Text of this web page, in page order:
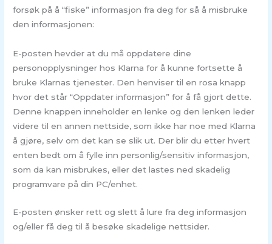
forsøk på å “fiske” informasjon fra deg for så å misbruke
den informasjonen:
E-posten hevder at du må oppdatere dine
personopplysninger hos Klarna for å kunne fortsette å
bruke Klarnas tjenester. Den henviser til en rosa knapp
hvor det står “Oppdater informasjon” for å få gjort dette.
Denne knappen inneholder en lenke og den lenken leder
videre til en annen nettside, som ikke har noe med Klarna
å gjøre, selv om det kan se slik ut. Der blir du etter hvert
enten bedt om å fylle inn personlig/sensitiv informasjon,
som da kan misbrukes, eller det lastes ned skadelig
programvare på din PC/enhet.
E-posten ønsker rett og slett å lure fra deg informasjon
og/eller få deg til å besøke skadelige nettsider.